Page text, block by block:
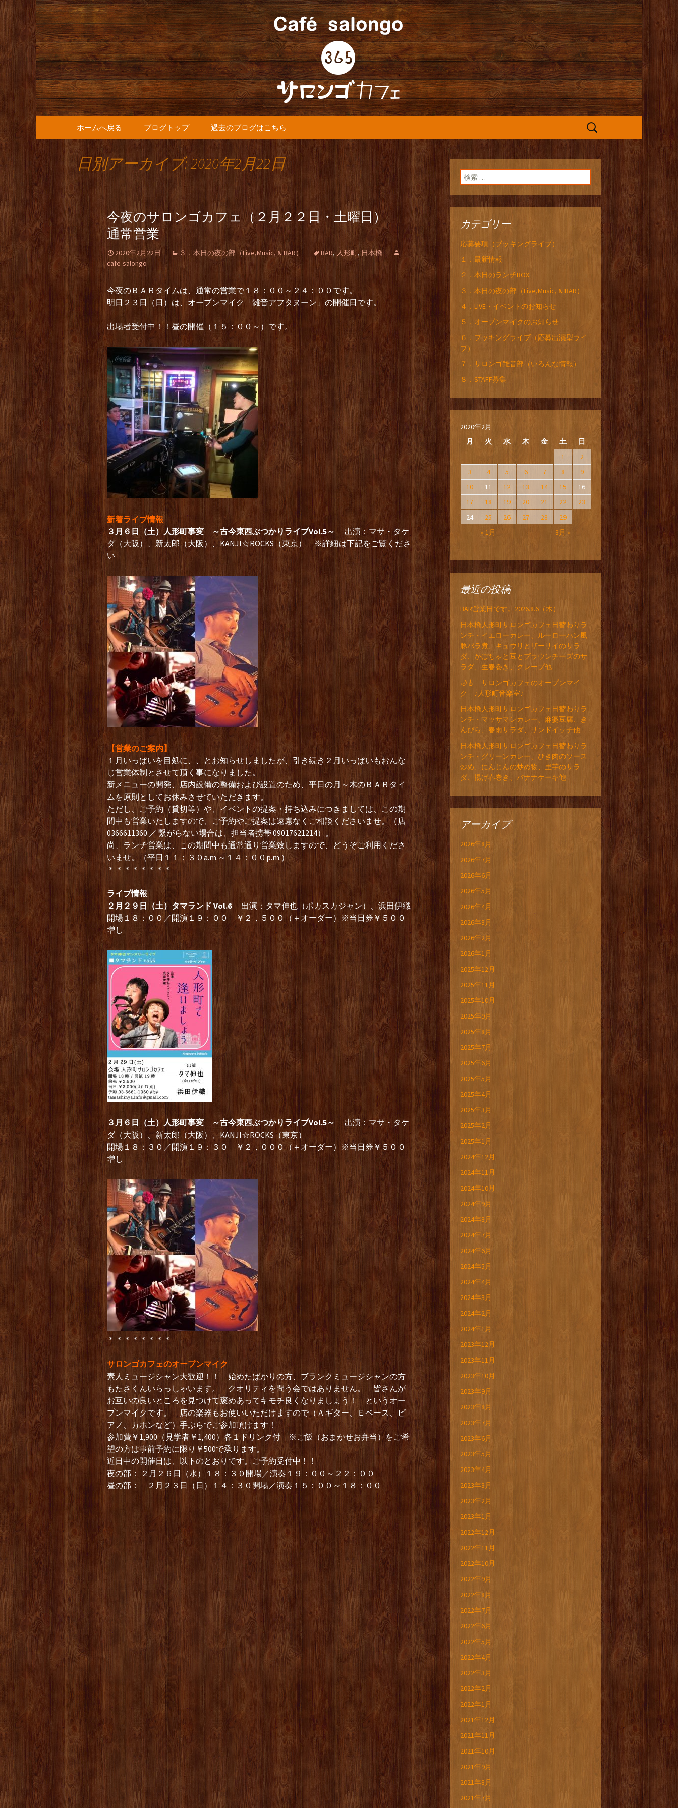
人形町の『365(サロンゴ)カフェ』よりお
知らせ
人形町の音楽カフェ『365カフェ』より最新情報をお届けします。
コンテンツへ移動
ホームへ戻る ブログトップ 過去のブログはこちら
検
日別アーカイブ: 2020年2月22日
今夜のサロンゴカフェ（２月２２日・土曜日）
通常営業
2020年2月22日 ３．本日の夜の部（Live,Music, & BAR） BAR, 人形町, 日本橋
cafe-salongo
今夜のＢＡＲタイムは、通常の営業で１８：００～２４：００です。
明日２３日（日）は、オープンマイク「雑音アフタヌーン」の開催日です。
出場者受付中！！昼の開催（１５：００～）です。
新着ライブ情報
３月６日（土）人形町事変 ～古今東西ぶつかりライブVol.5～ 出演：マサ・タケ
ダ（大阪）、新太郎（大阪）、KANJI☆ROCKS（東京） ※詳細は下記をご覧くださ
い
【営業のご案内】
１月いっぱいを目処に、、とお知らせしましたが、引き続き２月いっぱいもおんな
じ営業体制とさせて頂く事になりました。
新メニューの開発、店内設備の整備および設置のため、平日の月～木のＢＡＲタイ
ムを原則としてお休みさせていただきます。
ただし、ご予約（貸切等）や、イベントの提案・持ち込みにつきましては、この期
間中も営業いたしますので、ご予約やご提案は遠慮なくご相談くださいませ。（店
0366611360 ／ 繋がらない場合は、担当者携帯 09017621214）。
尚、ランチ営業は、この期間中も通常通り営業致しますので、どうぞご利用くださ
いませ。（平日１１：３０a.m.～１４：００p.m.）
＊＊＊＊＊＊＊＊
ライブ情報
２月２９日（土）タマランド Vol.6出演：タマ伸也（ポカスカジャン）、浜田伊織
開場１８：００／開演１９：００ ￥２，５００（＋オーダー）※当日券￥５００
増し
３月６日（土）人形町事変 ～古今東西ぶつかりライブVol.5～
出演：マサ・タケ
ダ（大阪）、新太郎（大阪）、KANJI☆ROCKS（東京）
開場１８：３０／開演１９：３０ ￥２，０００（＋オーダー）※当日券￥５００
増し
＊＊＊＊＊＊＊＊
サロンゴカフェのオープンマイク
素人ミュージシャン大歓迎！！ 始めたばかりの方、ブランクミュージシャンの方
もたさくんいらっしゃいます。 クオリティを問う会ではありません。 皆さんが
お互いの良いところを見つけて褒めあってキモチ良くなりましょう！ というオー
プンマイクです。 店の楽器もお使いいただけますので（Ａギター、Ｅベース、ピ
アノ、カホンなど）手ぶらでご参加頂けます！
参加費￥1,900（見学者￥1,400）各１ドリンク付 ※ご飯（おまかせお弁当）をご希
望の方は事前予約に限り￥500で承ります。
近日中の開催日は、以下のとおりです。ご予約受付中！！
夜の部： ２月２６日（水）１８：３０開場／演奏１９：００～２２：００
昼の部： ２月２３日（日）１４：３０開場／演奏１５：００～１８：００
検索:
カテゴリー
応募要項（ブッキングライブ）
１．最新情報
２．本日のランチBOX
３．本日の夜の部（Live,Music, & BAR）
４．LIVE・イベントのお知らせ
５．オープンマイクのお知らせ
６．ブッキングライブ（応募出演型ライ
ブ）
７．サロンゴ雑音部（いろんな情報）
８．STAFF募集
2020年2月
月
火 水 木 金 土 日
« 1月 3月 »
1
2
3
4 5 6 7 8
9
10
11 12 13 14 15
16
17
18 19 20 21 22
23
24
25 26 27 28 29
最近の投稿
BAR営業日です。2026.8.6（木）
日本橋人形町サロンゴカフェ日替わりラ
ンチ・イエローカレー、ルーローハン風
豚バラ煮、キュウリとザーサイのサラ
ダ、かぼちゃと豆とブラウンチーズのサ
ラダ、生春巻き、クレープ他
🌙🎸 サロンゴカフェのオープンマイ
ク ♪人形町音楽室♪
日本橋人形町サロンゴカフェ日替わりラ
ンチ・マッサマンカレー、麻婆豆腐、き
んぴら、春雨サラダ、サンドイッチ他
日本橋人形町サロンゴカフェ日替わりラ
ンチ・グリーンカレー、ひき肉のソース
炒め、にんじんの炒め物、里芋のサラ
ダ、揚げ春巻き、バナナケーキ他
アーカイブ
2026年8月
2026年7月
2026年6月
2026年5月
2026年4月
2026年3月
2026年2月
2026年1月
2025年12月
2025年11月
2025年10月
2025年9月
2025年8月
2025年7月
2025年6月
2025年5月
2025年4月
2025年3月
2025年2月
2025年1月
2024年12月
2024年11月
2024年10月
2024年9月
2024年8月
2024年7月
2024年6月
2024年5月
2024年4月
2024年3月
2024年2月
2024年1月
2023年12月
2023年11月
2023年10月
2023年9月
2023年8月
2023年7月
2023年6月
2023年5月
2023年4月
2023年3月
2023年2月
2023年1月
2022年12月
2022年11月
2022年10月
2022年9月
2022年8月
2022年7月
2022年6月
2022年5月
2022年4月
2022年3月
2022年2月
2022年1月
2021年12月
2021年11月
2021年10月
2021年9月
2021年8月
2021年7月